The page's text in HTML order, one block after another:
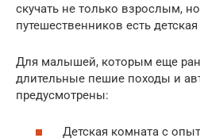
скучать не только взрослым,
путешественников есть
Для малышей, которым еще
длительные пешие походы и
предусмотрены:
Детская комната с